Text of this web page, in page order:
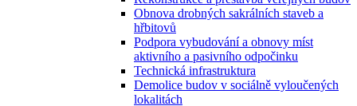
Obnova drobných sakrálních staveb a
hřbitovů
Podpora vybudování a obnovy míst
aktivního a pasivního odpočinku
Technická infrastruktura
Demolice budov v sociálně vyloučených
lokalitách